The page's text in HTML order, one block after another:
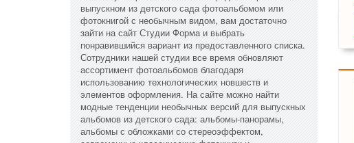
выпускном из детского сада фотоальбомом или
фотокнигой с необычным видом, вам достаточно
зайти на сайт Студии Форма и выбрать
понравившийся вариант из предоставленного списка.
Сотрудники нашей студии все время обновляют
ассортимент фотоальбомов благодаря
использованию технологических новшеств и
элементов оформления. На сайте можно найти
модные тенденции необычных версий для выпускных
альбомов из детского сада: альбомы-панорамы,
альбомы с обложками со стереоэффектом,